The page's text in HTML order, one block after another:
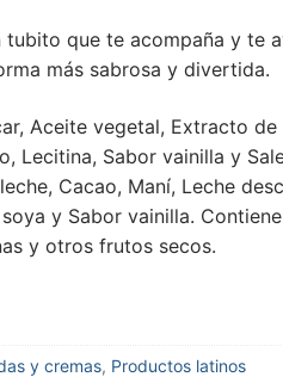
tubito que te acompaña y te
más sabrosa y divertida.
Aceite vegetal, Extracto
Lecitina, Sabor vainilla y
Cacao, Maní, Leche
y Sabor vainilla.
y otros frutos secos.
y cremas, Productos latinos